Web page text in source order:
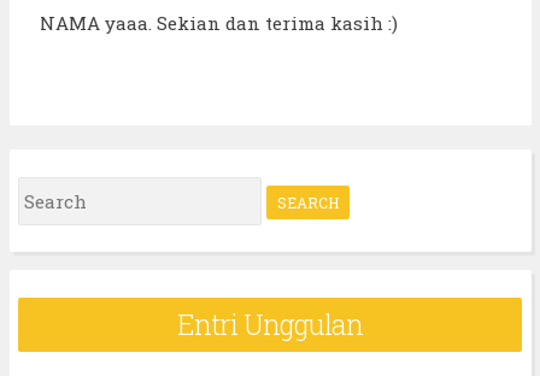
NAMA yaaa. Sekian dan terima kasih :)
S
e
r
Entri Unggulan